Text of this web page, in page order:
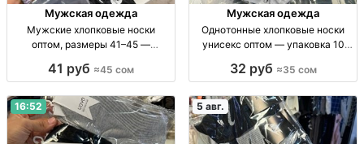
Мужская одежда
Мужские хлопковые носки
оптом, размеры 41–45 —
р-р 41–45, уп. 10 шт., опт.
41 руб ≈45 сом
Мужская одежда
Однотонные хлопковые носки
унисекс оптом — упаковка 10
однотонные, р-р универс., уп. 10
32 руб ≈35 сом
16:52 5 авг.